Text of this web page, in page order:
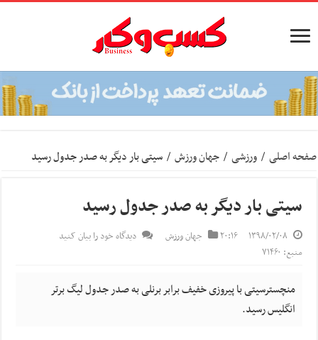
صفحه اصلی / ورزشی / جهان ورزش / سیتی بار دیگر به صدر جدول رسید
سیتی بار دیگر به صدر جدول رسید
۱۳۹۸/۰۲/۰۸ ۲۰:۱۶ جهان ورزش
دیدگاه خود را بیان کنید
منبع: ۷۱۴۶۰
منچسترسیتی با پیروزی خفیف برابر برنلی به صدر جدول لیگ برتر
انگلیس رسید.